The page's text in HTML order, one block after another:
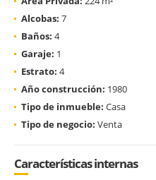
Alcobas: 7
Baños: 4
Garaje: 1
Estrato: 4
Año construcción: 1980
Tipo de inmueble: Casa
Tipo de negocio: Venta
Características internas